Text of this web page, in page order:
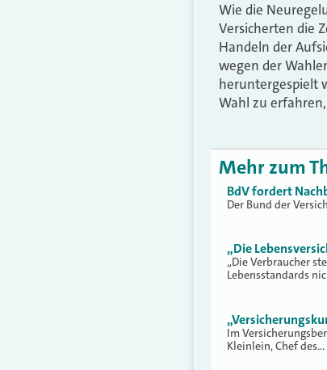
Wie die
Versicherten die
Handeln der
wegen der
heruntergespielt
Wahl zu
Mehr zum
BdV fordert
Der Bund der
„Die
„Die Verbraucher
Lebensstandards
Im
Kleinlein, Chef des…